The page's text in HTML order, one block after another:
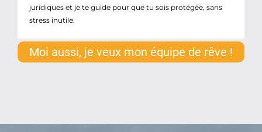
juridiques et je te guide pour que tu sois protégée, sans
stress inutile.
Moi aussi, je veux mon équipe de rêve !